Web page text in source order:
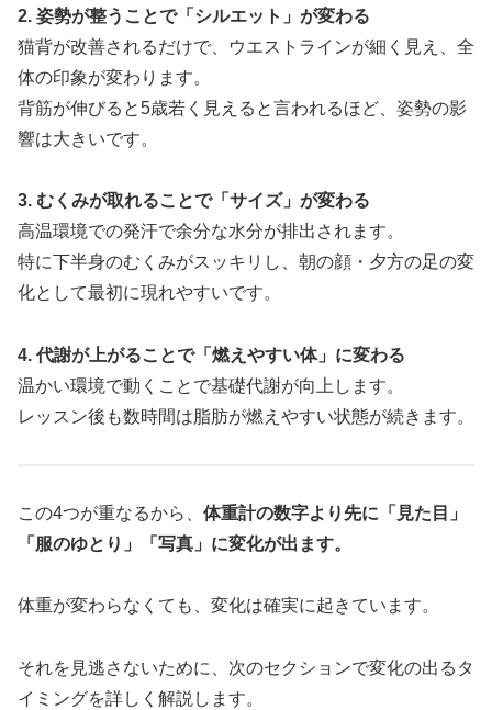
2. 姿勢が整うことで「シルエット」が変わる
猫背が改善されるだけで、ウエストラインが細く見え、全
体の印象が変わります。
背筋が伸びると5歳若く見えると言われるほど、姿勢の影
響は大きいです。
3. むくみが取れることで「サイズ」が変わる
高温環境での発汗で余分な水分が排出されます。
特に下半身のむくみがスッキリし、朝の顔・夕方の足の変
化として最初に現れやすいです。
4. 代謝が上がることで「燃えやすい体」に変わる
温かい環境で動くことで基礎代謝が向上します。
レッスン後も数時間は脂肪が燃えやすい状態が続きます。
この4つが重なるから、 体重計の数字より先に「見た目」
「服のゆとり」「写真」に変化が出ます。
体重が変わらなくても、変化は確実に起きています。
それを見逃さないために、次のセクションで変化の出るタ
イミングを詳しく解説します。